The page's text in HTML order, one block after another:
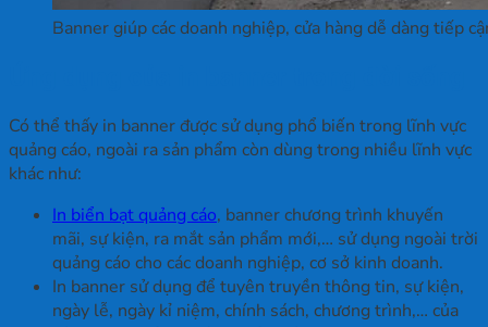
Banner giúp các doanh nghiệp, cửa hàng dễ dàng tiếp
Có thể thấy in banner được sử dụng phổ biến trong lĩnh vực
quảng cáo, ngoài ra sản phẩm còn dùng trong nhiều lĩnh vực
khác như:
In biển bạt quảng cáo, banner chương trình khuyến
mãi, sự kiện, ra mắt sản phẩm mới,… sử dụng ngoài trời
quảng cáo cho các doanh nghiệp, cơ sở kinh doanh.
In banner sử dụng để tuyên truyền thông tin, sự kiện,
ngày lễ, ngày kỉ niệm, chính sách, chương trình,… của